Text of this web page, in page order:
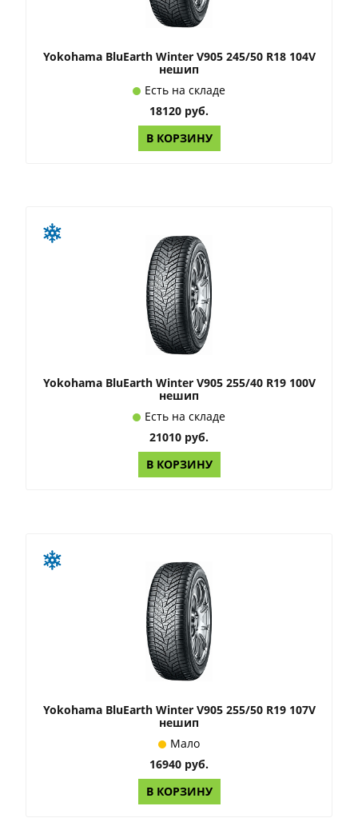
Yokohama BluEarth Winter V905 245/50 R18 104V
нешип
Есть на складе
18120 руб.
В КОРЗИНУ
Yokohama BluEarth Winter V905 255/40 R19 100V
нешип
Есть на складе
21010 руб.
В КОРЗИНУ
Yokohama BluEarth Winter V905 255/50 R19 107V
нешип
Мало
16940 руб.
В КОРЗИНУ